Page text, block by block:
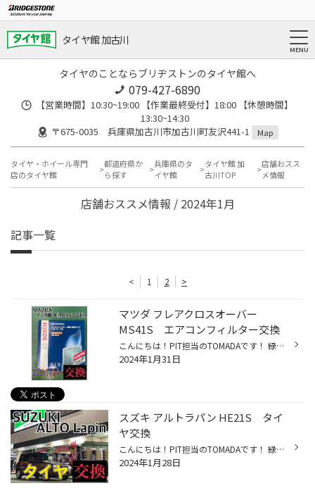
タイヤ館 加古川
タイヤのことならブリヂストンのタイヤ館へ
079-427-6890
【営業時間】10:30~19:00 【作業最終受付】18:00 【休憩時間】
13:30~14:30
〒675-0035 兵庫県加古川市加古川町友沢441-1
Map
タイヤ・ホイール専門
店のタイヤ館
都道府県か
ら探す
兵庫県のタ
イヤ館
タイヤ館 加
古川TOP
店舗おスス
メ情報
店舗おススメ情報 / 2024年1月
記事一覧
< 1 2 >
マツダ フレアクロスオーバー
MS41S エアコンフィルター交換
こんにちは！PIT担当のTOMADAです！ 緑色の文字をタップすると、専用ページに移動出来ます。是非ポチッと押してみて下さい。 本日のご紹介は、マツダ フレアクロスオーバー MS41S エアコンフィルター交換レポートです。 こちらの車両は、以前ご紹介しました。 ・マツダ フレアクロスオーバー MS41S ...
2024年1月31日
スズキ アルトラパン HE21S タイ
ヤ交換
こんにちは！PIT担当のTOMADAです！ 緑色の文字をタップすると、専用ページに移動出来ます。是非ポチッと押してみて下さい。 本日のご紹介は、スズキ アルトラパン HE21S タイヤ交換レポートです。 そろそろタイヤ交換した方がイイかな？ とご用命いただきました！ ご使用されていたタイヤを点検さ...
2024年1月28日